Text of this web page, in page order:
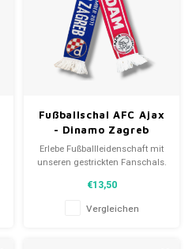
Fußballschal AFC Ajax
- Dinamo Zagreb
Erlebe Fußballleidenschaft mit
unseren gestrickten Fanschals.
Spielernamen, jedes erzählt
eine Geschichte. Wähle aus
gebrauchten und neuen Schals
€13,50
Vergleichen